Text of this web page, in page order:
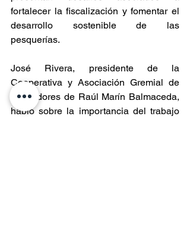
fortalecer la fiscalización y fomentar el
desarrollo sostenible de las
pesquerías.
José Rivera, presidente de la
Cooperativa y Asociación Gremial de
Pescadores de Raúl Marín Balmaceda,
habló sobre la importancia del trabajo